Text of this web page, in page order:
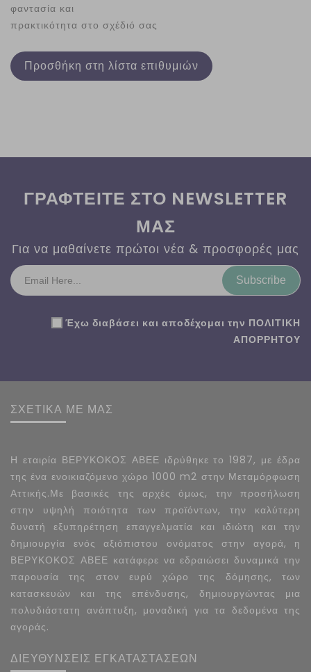
φαντασία και
πρακτικότητα στο σχέδιό σας
Προσθήκη στη λίστα επιθυμιών
ΓΡΑΦΤΕΙΤΕ ΣΤΟ NEWSLETTER
ΜΑΣ
Για να μαθαίνετε πρώτοι νέα & προσφορές μας
Subscribe
Έχω διαβάσει και αποδέχομαι την ΠΟΛΙΤΙΚΗ
ΑΠΟΡΡΗΤΟΥ
ΣΧΕΤΙΚΑ ΜΕ ΜΑΣ
Η εταιρία ΒΕΡΥΚΟΚΟΣ ΑΒΕΕ ιδρύθηκε το 1987, με έδρα
της ένα ενοικιαζόμενο χώρο 1000 m2 στην Μεταμόρφωση
Αττικής.Με βασικές της αρχές όμως, την προσήλωση
στην υψηλή ποιότητα των προϊόντων, την καλύτερη
δυνατή εξυπηρέτηση επαγγελματία και ιδιώτη και την
δημιουργία ενός αξιόπιστου ονόματος στην αγορά, η
ΒΕΡΥΚΟΚΟΣ ΑΒΕΕ κατάφερε να εδραιώσει δυναμικά την
παρουσία της στον ευρύ χώρο της δόμησης, των
κατασκευών και της επένδυσης, δημιουργώντας μια
πολυδιάστατη ανάπτυξη, μοναδική για τα δεδομένα της
αγοράς.
ΔΙΕΥΘΥΝΣΕΙΣ ΕΓΚΑΤΑΣΤΑΣΕΩΝ